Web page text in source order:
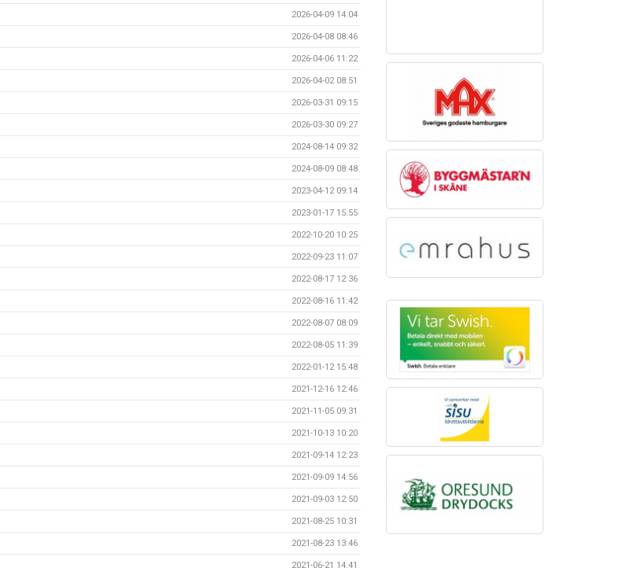
2026-04-09 14:04
2026-04-08 08:46
2026-04-06 11:22
2026-04-02 08:51
2026-03-31 09:15
2026-03-30 09:27
2024-08-14 09:32
2024-08-09 08:48
2023-04-12 09:14
2023-01-17 15:55
2022-10-20 10:25
2022-09-23 11:07
2022-08-17 12:36
2022-08-16 11:42
2022-08-07 08:09
2022-08-05 11:39
2022-01-12 15:48
2021-12-16 12:46
2021-11-05 09:31
2021-10-13 10:20
2021-09-14 12:23
2021-09-09 14:56
2021-09-03 12:50
2021-08-25 10:31
2021-08-23 13:46
2021-06-21 14:41